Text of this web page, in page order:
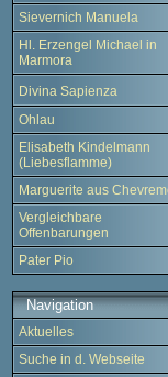
Sievernich Manuela
Hl. Erzengel Michael in
Marmora
Divina Sapienza
Ohlau
Elisabeth Kindelmann
(Liebesflamme)
Marguerite aus
Vergleichbare
Offenbarungen
Pater Pio
Navigation
Aktuelles
Suche in d. Webseite